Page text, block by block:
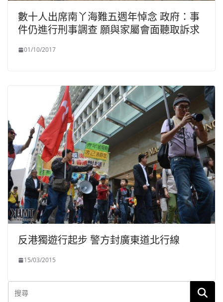
數十人出席南丫海難五週年悼念 政府：事
件仍進行刑事調查 願與家屬會面聽取訴求
01/10/2017
反港獨遊行起步 警方封廣東道北行線
15/03/2015